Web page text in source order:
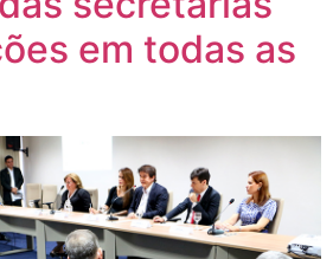
em todas as